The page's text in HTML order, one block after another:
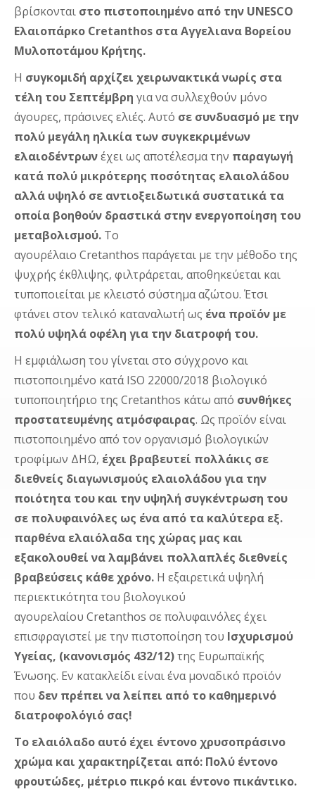
βρίσκονται στο πιστοποιημένο από την UNESCO
Ελαιοπάρκο Cretanthos στα Αγγελιανα Βορείου
Μυλοποτάμου Κρήτης.
Η συγκομιδή αρχίζει χειρωνακτικά νωρίς στα
τέλη του Σεπτέμβρη για να συλλεχθούν μόνο
άγουρες, πράσινες ελιές. Αυτό σε συνδυασμό με την
πολύ μεγάλη ηλικία των συγκεκριμένων
ελαιοδέντρωνέχει ως αποτέλεσμα την παραγωγή
κατά πολύ μικρότερης ποσότητας ελαιολάδου
αλλά υψηλό σε αντιοξειδωτικά συστατικά τα
οποία βοηθούν δραστικά στην ενεργοποίηση του
μεταβολισμού. Το
αγουρέλαιο Cretanthos παράγεται με την μέθοδο της
ψυχρής έκθλιψης, φιλτράρεται, αποθηκεύεται και
τυποποιείται με κλειστό σύστημα αζώτου. Έτσι
φτάνει στον τελικό καταναλωτή ως ένα προϊόν με
πολύ υψηλά οφέλη για την διατροφή του.
Η εμφιάλωση του γίνεται στο σύγχρονο και
πιστοποιημένο κατά ISO 22000/2018 βιολογικό
τυποποιητήριο της Cretanthos κάτω από συνθήκες
προστατευμένης ατμόσφαιρας. Ως προϊόν είναι
πιστοποιημένο από τον οργανισμό βιολογικών
τροφίμων ΔΗΩ, έχει βραβευτεί πολλάκις σε
διεθνείς διαγωνισμούς ελαιολάδου για την
ποιότητα του και την υψηλή συγκέντρωση του
σε πολυφαινόλες ως ένα από τα καλύτερα εξ.
παρθένα ελαιόλαδα της χώρας μας και
εξακολουθεί να λαμβάνει πολλαπλές διεθνείς
βραβεύσεις κάθε χρόνο. Η εξαιρετικά υψηλή
περιεκτικότητα του βιολογικού
αγουρελαίου Cretanthos σε πολυφαινόλες έχει
επισφραγιστεί με την πιστοποίηση του Ισχυρισμού
Υγείας, (κανονισμός 432/12)της Ευρωπαϊκής
Ένωσης. Εν κατακλείδι είναι ένα μοναδικό προϊόν
που δεν πρέπει να λείπει από το καθημερινό
διατροφολόγιό σας!
Το ελαιόλαδο αυτό έχει έντονο χρυσοπράσινο
χρώμα και χαρακτηρίζεται από: Πολύ έντονο
φρουτώδες, μέτριο πικρό και έντονο πικάντικο.